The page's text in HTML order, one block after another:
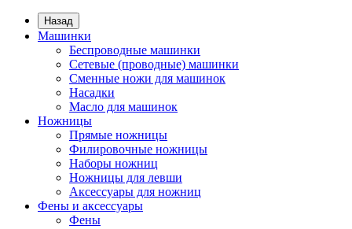
Назад
Машинки
Беспроводные машинки
Сетевые (проводные) машинки
Сменные ножи для машинок
Насадки
Масло для машинок
Ножницы
Прямые ножницы
Филировочные ножницы
Наборы ножниц
Ножницы для левши
Аксессуары для ножниц
Фены и аксессуары
Фены